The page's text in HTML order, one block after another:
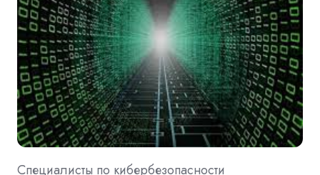
Специалисты по кибербезопасности